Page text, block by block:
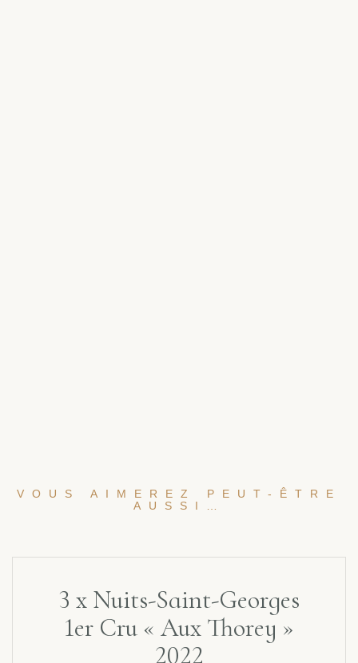
VOUS AIMEREZ PEUT-ÊTRE
AUSSI…
3 x Nuits-Saint-Georges
1er Cru « Aux Thorey »
2022